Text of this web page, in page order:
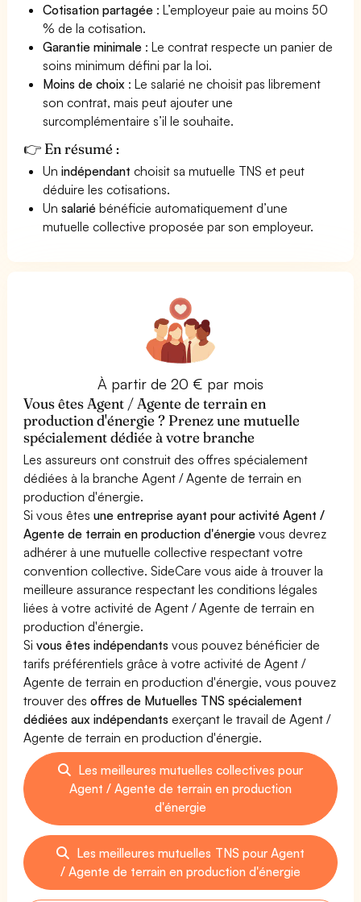
Cotisation partagée : L’employeur paie au moins 50
% de la cotisation.
Garantie minimale : Le contrat respecte un panier de
soins minimum défini par la loi.
Moins de choix : Le salarié ne choisit pas librement
son contrat, mais peut ajouter une
surcomplémentaire s’il le souhaite.
👉 En résumé :
Unindépendant choisit sa mutuelle TNS et peut
déduire les cotisations.
Unsalarié bénéficie automatiquement d’une
mutuelle collective proposée par son employeur.
À partir de 20 € par mois
Vous êtes Agent / Agente de terrain en
production d'énergie ? Prenez une mutuelle
spécialement dédiée à votre branche
Les assureurs ont construit des offres spécialement
dédiées à la branche Agent / Agente de terrain en
production d'énergie.
Si vous êtesune entreprise ayant pour activité Agent /
Agente de terrain en production d'énergie vous devrez
adhérer à une mutuelle collective respectant votre
convention collective. SideCare vous aide à trouver la
meilleure assurance respectant les conditions légales
liées à votre activité de Agent / Agente de terrain en
production d'énergie.
Sivous êtes indépendants vous pouvez bénéficier de
tarifs préférentiels grâce à votre activité de Agent /
Agente de terrain en production d'énergie, vous pouvez
trouver desoffres de Mutuelles TNS spécialement
dédiées aux indépendants exerçant le travail de Agent /
Agente de terrain en production d'énergie.
Les meilleures mutuelles collectives pour
Agent / Agente de terrain en production
d'énergie
Les meilleures mutuelles TNS pour Agent
/ Agente de terrain en production d'énergie